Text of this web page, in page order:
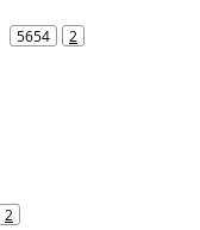
5654 2
2